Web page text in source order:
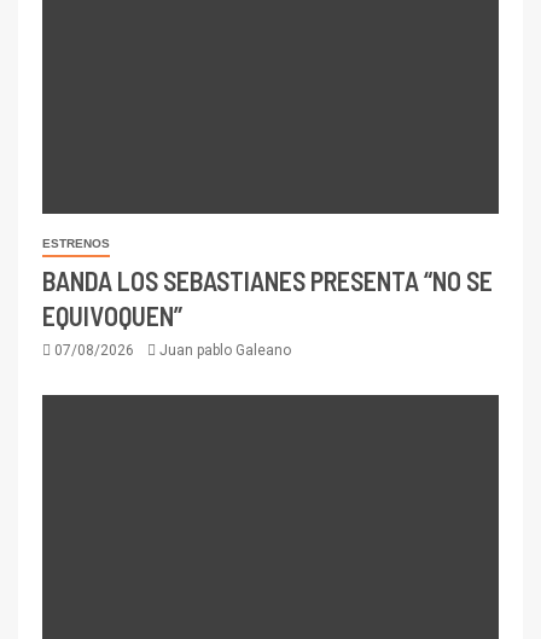
ESTRENOS
BANDA LOS SEBASTIANES PRESENTA “NO SE
EQUIVOQUEN”
07/08/2026 Juan pablo Galeano